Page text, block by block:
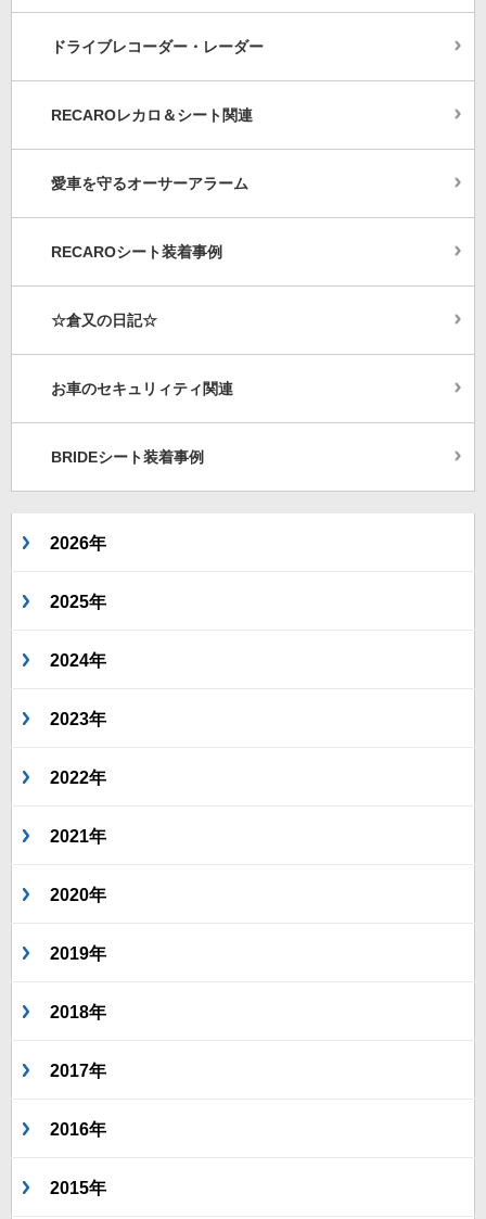
ドライブレコーダー・レーダー
RECAROレカロ＆シート関連
愛車を守るオーサーアラーム
RECAROシート装着事例
☆倉又の日記☆
お車のセキュリィティ関連
BRIDEシート装着事例
2026年
2025年
2024年
2023年
2022年
2021年
2020年
2019年
2018年
2017年
2016年
2015年